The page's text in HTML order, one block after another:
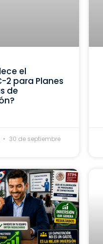
el
2 para Planes
de
30 de septiembre